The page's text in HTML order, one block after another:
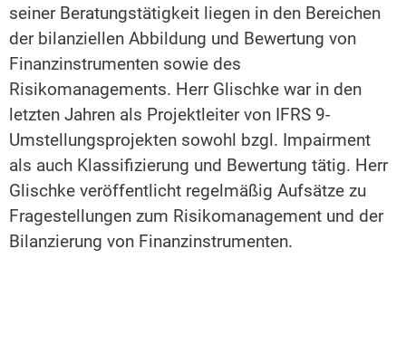
seiner Beratungstätigkeit liegen in den Bereichen
der bilanziellen Abbildung und Bewertung von
Finanzinstrumenten sowie des
Risikomanagements. Herr Glischke war in den
letzten Jahren als Projektleiter von IFRS 9-
Umstellungsprojekten sowohl bzgl. Impairment
als auch Klassifizierung und Bewertung tätig. Herr
Glischke veröffentlicht regelmäßig Aufsätze zu
Fragestellungen zum Risikomanagement und der
Bilanzierung von Finanzinstrumenten.